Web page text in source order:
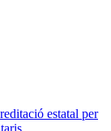
estatal per